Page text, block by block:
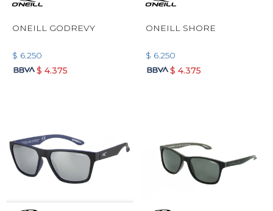
ONEILL GODREVY
$ 6.250
$ 4.375
ONEILL SHORE
$ 6.250
$ 4.375